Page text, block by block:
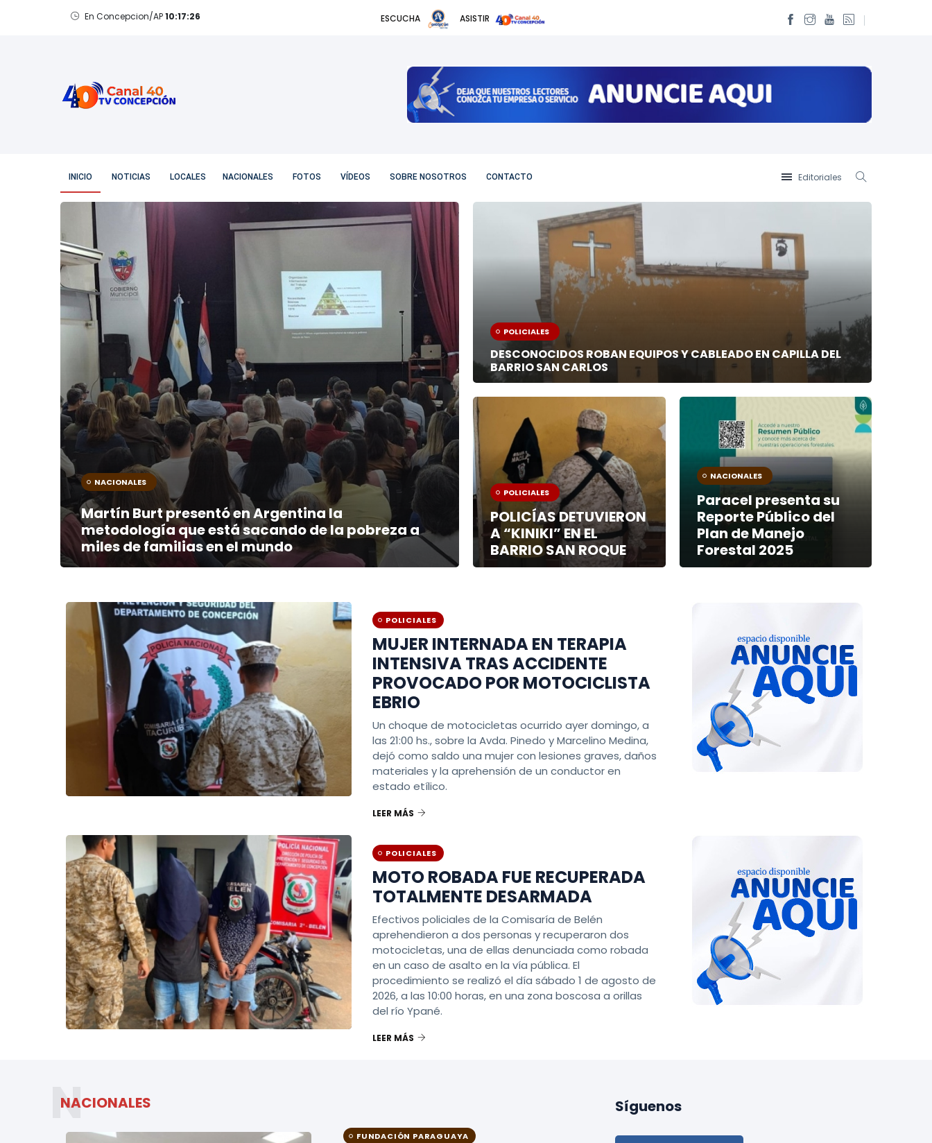
Viernes, 7 de Agosto de 2026
ESCUCHA ASISTIR
Editoriales
INICIO NOTICIAS LOCALES NACIONALES FOTOS VÍDEOS SOBRE NOSOTROS CONTACTO
NACIONALES
Martín Burt presentó en Argentina la
metodología que está sacando de la pobreza a
miles de familias en el mundo
POLICIALES
DESCONOCIDOS ROBAN EQUIPOS Y CABLEADO EN CAPILLA DEL
BARRIO SAN CARLOS
POLICIALES
POLICÍAS DETUVIERON
A “KINIKI” EN EL
BARRIO SAN ROQUE
NACIONALES
Paracel presenta su
Reporte Público del
Plan de Manejo
Forestal 2025
POLICIALES
MUJER INTERNADA EN TERAPIA
INTENSIVA TRAS ACCIDENTE
PROVOCADO POR MOTOCICLISTA
EBRIO
Un choque de motocicletas ocurrido ayer domingo, a
las 21:00 hs., sobre la Avda. Pinedo y Marcelino Medina,
dejó como saldo una mujer con lesiones graves, daños
materiales y la aprehensión de un conductor en
estado etílico.
LEER MÁS
POLICIALES
MOTO ROBADA FUE RECUPERADA
TOTALMENTE DESARMADA
Efectivos policiales de la Comisaría de Belén
aprehendieron a dos personas y recuperaron dos
motocicletas, una de ellas denunciada como robada
en un caso de asalto en la vía pública. El
procedimiento se realizó el día sábado 1 de agosto de
2026, a las 10:00 horas, en una zona boscosa a orillas
del río Ypané.
LEER MÁS
NACIONALES
N
FUNDACIÓN PARAGUAYA
Síguenos